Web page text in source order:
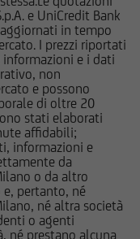
e UniCredit Bank
in tempo
I prezzi riportati
e i dati
non
e possono
di oltre 20
stati elaborati
affidabili;
informazioni e
da
o da altro
pertanto, né
né altra società
o agenti
né prestano alcuna
pertanto
quelle contenute
Bank GmbH -
caso
sulla base
pubblicati sul
e le
di